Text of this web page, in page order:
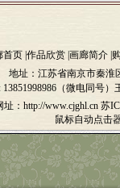
首页 作品欣赏 画廊简介
地址：江苏省南京市秦淮
13851998986（微电同号）
址：http://www.cjghl.cn 苏
鼠标自动点击